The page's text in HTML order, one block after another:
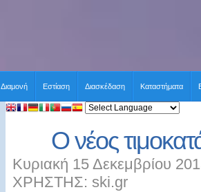
Διαμονή Εστίαση Διασκέδαση Καταστήματα
Ο νέος
Κυριακή 15 Δεκεμβρίου
ΧΡΗΣΤΗΣ: ski.gr